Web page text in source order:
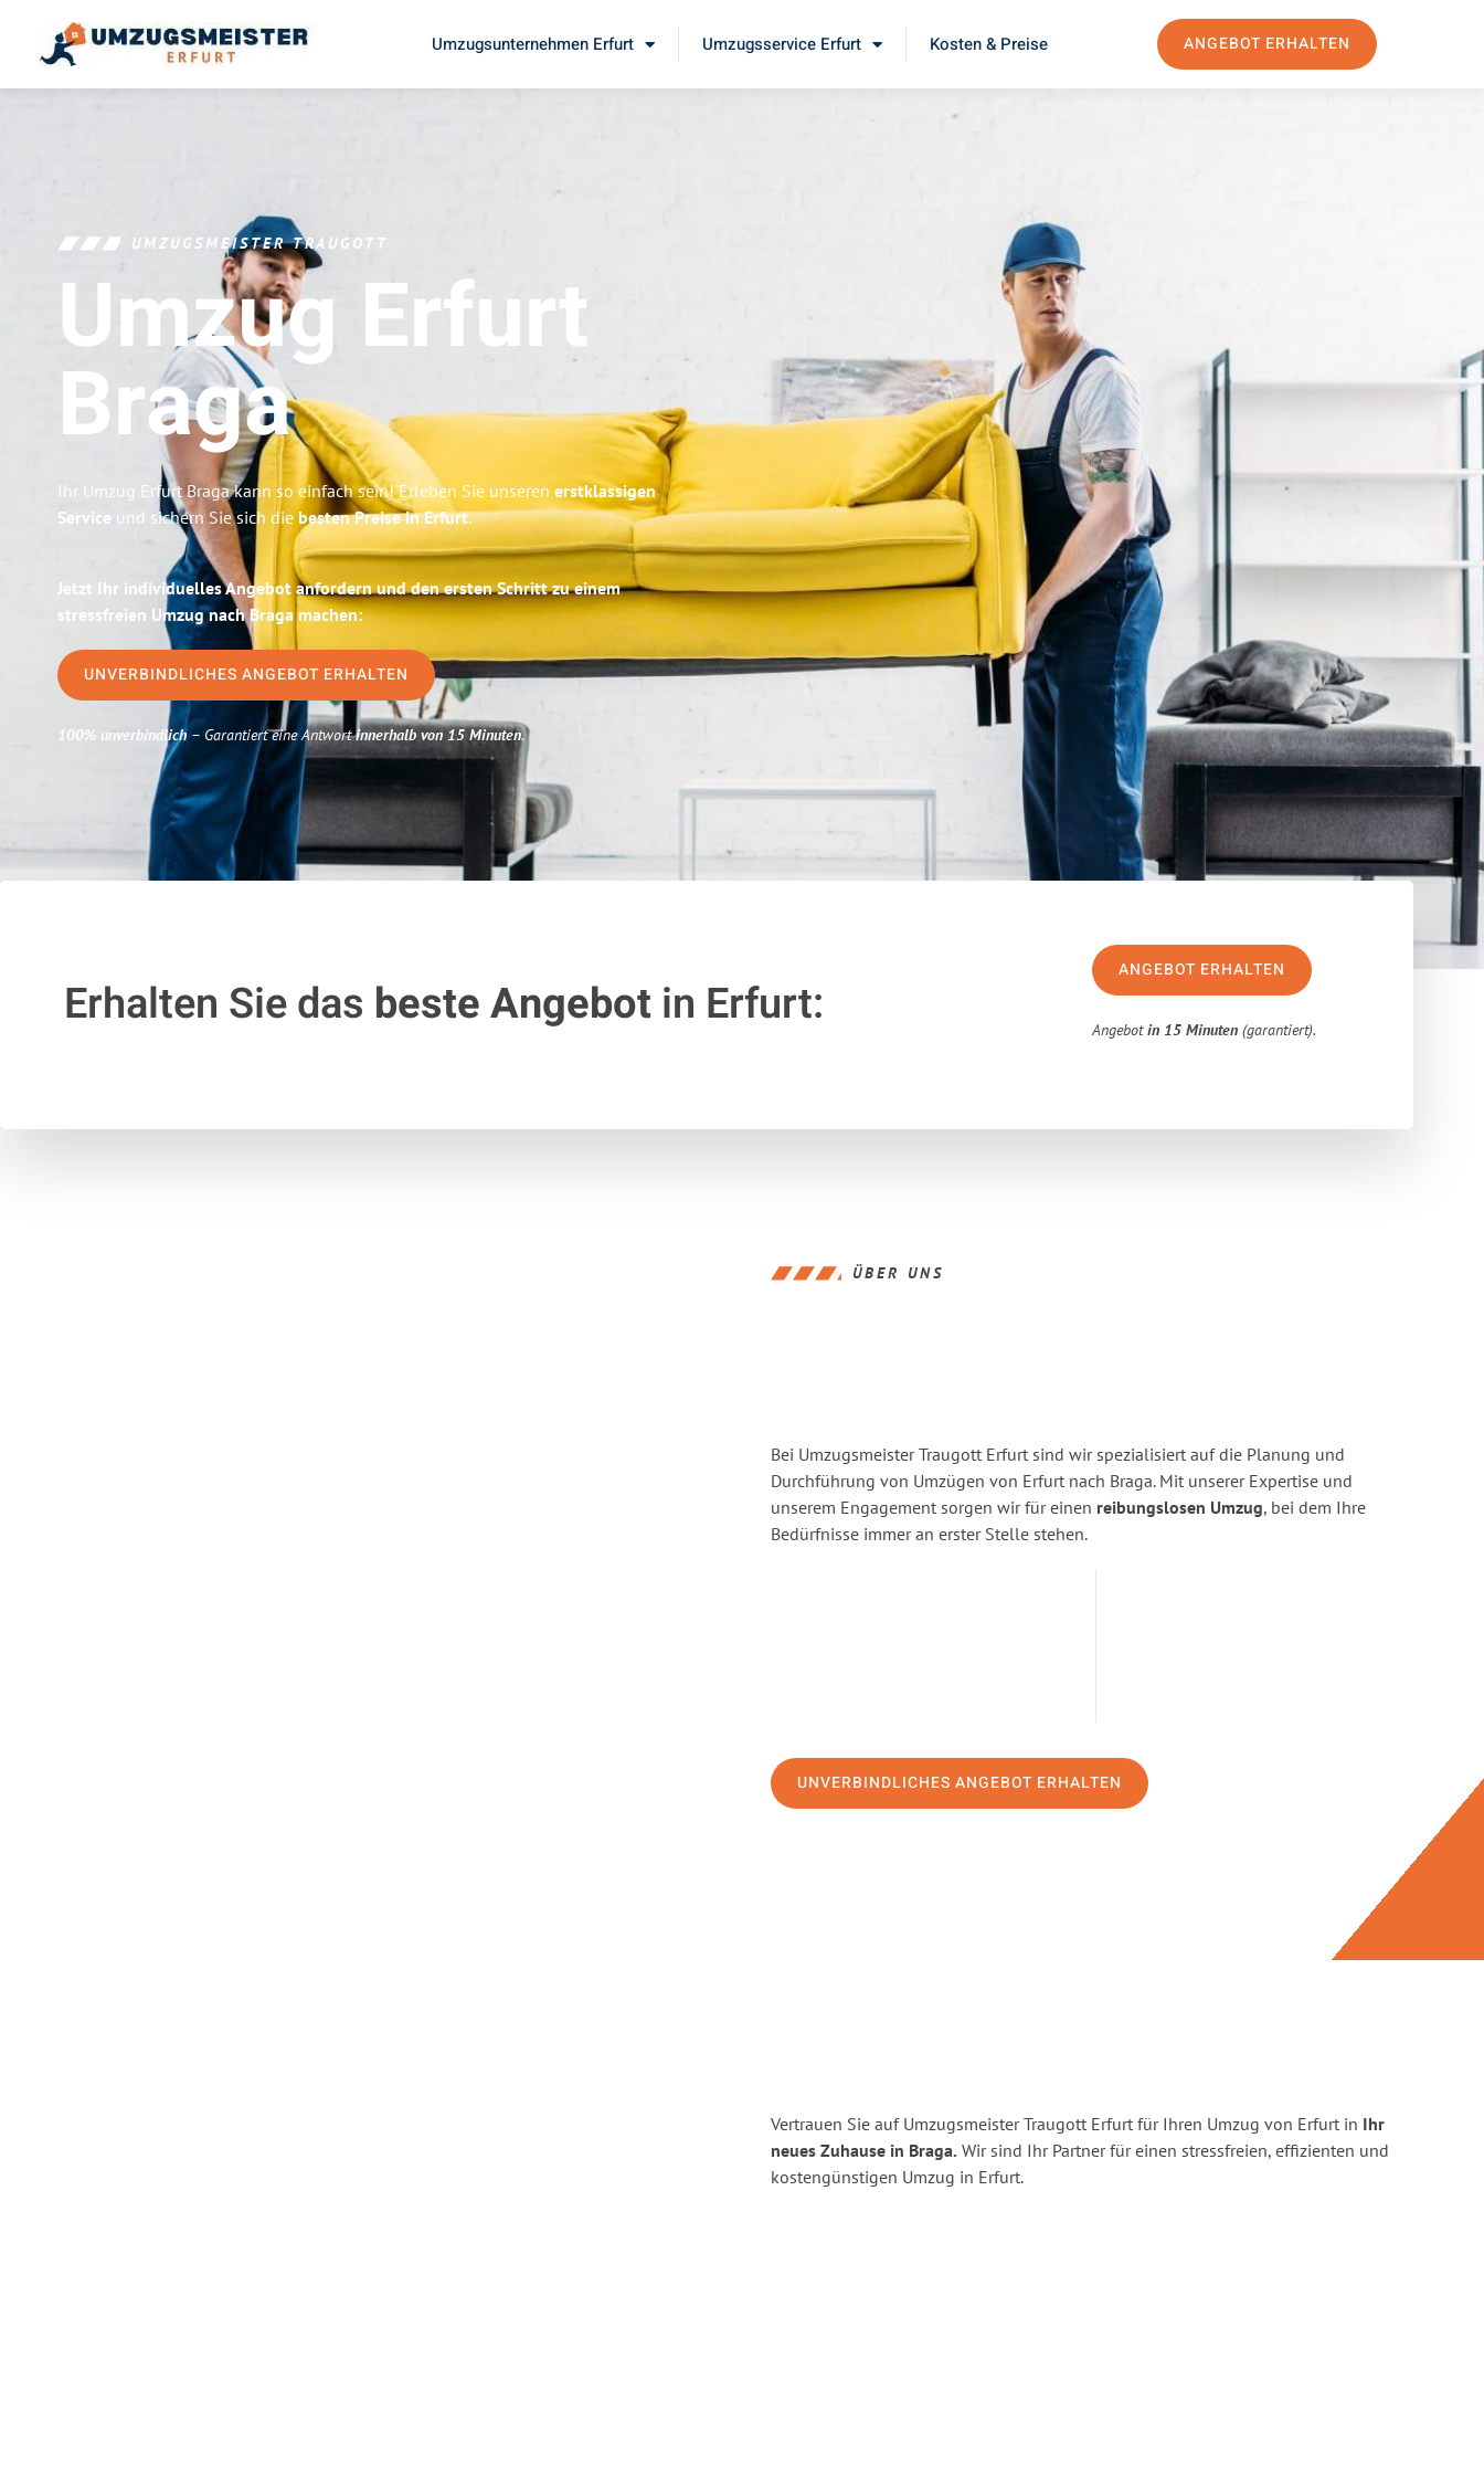
Umzugsunternehmen Erfurt Umzugsservice Erfurt Kosten & Preise ANGEBOT ERHALTEN
UMZUGSMEISTER TRAUGOTT
Umzug Erfurt
Braga
Ihr Umzug Erfurt Braga kann so einfach sein! Erleben Sie unseren erstklassigen
Service und sichern Sie sich die besten Preise in Erfurt.
Jetzt Ihr individuelles Angebot anfordern und den ersten Schritt zu einem
stressfreien Umzug nach Braga machen:
UNVERBINDLICHES ANGEBOT ERHALTEN
100% unverbindlich– Garantiert eine Antwortinnerhalb von 15 Minuten.
Erhalten Sie das beste Angebotin Erfurt:
ANGEBOT ERHALTEN
Angebotin 15 Minuten (garantiert).
ÜBER UNS
Bei Umzugsmeister Traugott Erfurt sind wir spezialisiert auf die Planung und
Durchführung von Umzügen von Erfurt nach Braga. Mit unserer Expertise und
unserem Engagement sorgen wir für einen reibungslosen Umzug, bei dem Ihre
Bedürfnisse immer an erster Stelle stehen.
UNVERBINDLICHES ANGEBOT ERHALTEN
Vertrauen Sie auf Umzugsmeister Traugott Erfurt für Ihren Umzug von Erfurt in Ihr
neues Zuhause in Braga. Wir sind Ihr Partner für einen stressfreien, effizienten und
kostengünstigen Umzug in Erfurt.